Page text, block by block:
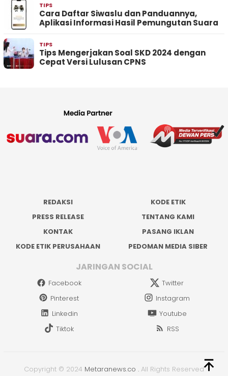
TIPS
Cara Daftar Siwaslu dan Panduannya,
Aplikasi Informasi Hasil Pemungutan Suara
TIPS
Tips Mengerjakan Soal SKD 2024 dengan
Cepat Versi Lulusan CPNS
REDAKSI
KODE ETIK
PRESS RELEASE
TENTANG KAMI
KONTAK
PASANG IKLAN
KODE ETIK PERUSAHAAN
PEDOMAN MEDIA SIBER
JARINGAN SOCIAL
Facebook
Twitter
Pinterest
Instagram
Linkedin
Youtube
Tiktok
RSS
Copyright © 2024 Metaranews.co . All Rights Reserved